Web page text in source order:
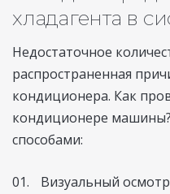
хладагента в
Недостаточное
распространенная
кондиционера. Как
кондиционере
способами:
Визуальный